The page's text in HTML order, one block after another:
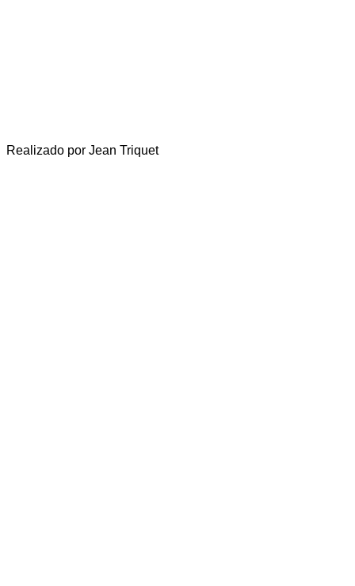
Realizado por Jean Triquet